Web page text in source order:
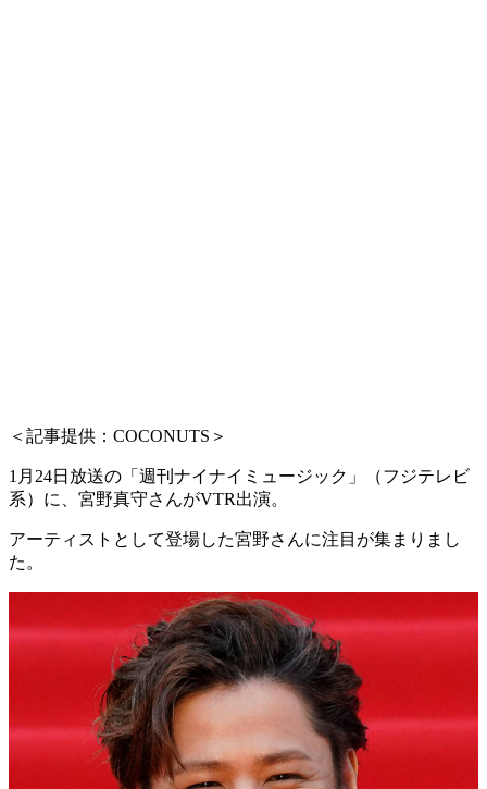
＜記事提供：COCONUTS＞
1月24日放送の「週刊ナイナイミュージック」（フジテレビ
系）に、宮野真守さんがVTR出演。
アーティストとして登場した宮野さんに注目が集まりまし
た。